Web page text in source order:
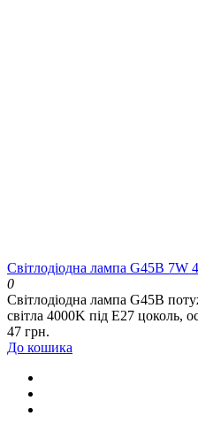
Світлодіодна лампа G45B 7W
0
Світлодіодна лампа G45B
світла 4000K під E27 цоколь,
47 грн.
До кошика